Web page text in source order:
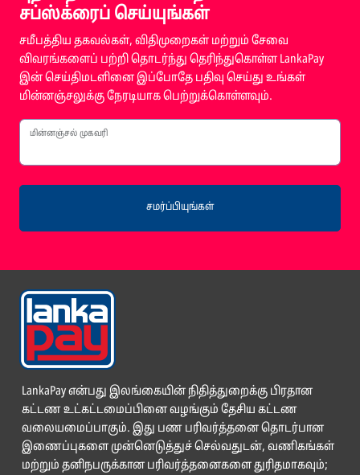
சப்ஸ்க்ரைப் செய்யுங்கள்
சமீபத்திய தகவல்கள், விதிமுறைகள் மற்றும் சேவை
விவரங்களைப் பற்றி தொடர்ந்து தெரிந்துகொள்ள LankaPay
இன் செய்திமடளினை இப்போதே பதிவு செய்து உங்கள்
மின்னஞ்சலுக்கு நேரடியாக பெற்றுக்கொள்ளவும்.
மின்னஞ்சல் முகவரி
சமர்ப்பியுங்கள்
LankaPay என்பது இலங்கையின் நிதித்துறைக்கு பிரதான
கட்டண உட்கட்டமைப்பினை வழங்கும் தேசிய கட்டண
வலையமைப்பாகும். இது பண பரிவர்த்தனை தொடர்பான
இணைப்புகளை முன்னெடுத்துச் செல்வதுடன், வணிகங்கள்
மற்றும் தனிநபருக்கான பரிவர்த்தனைகளை துரிதமாகவும்;